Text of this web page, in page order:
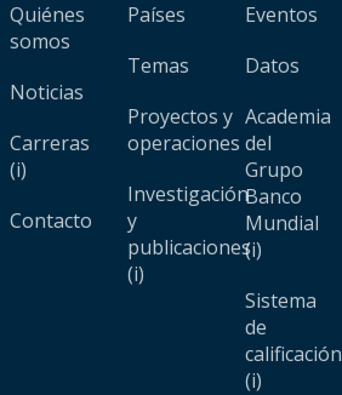
Quiénes
somos
Noticias
Carreras
(i)
Contacto
Países
Temas
Proyectos y
operaciones
Investigación
y
publicaciones
(i)
Eventos
Datos
Academia
del
Grupo
Banco
Mundial
(i)
Sistema
de
calificación
(i)